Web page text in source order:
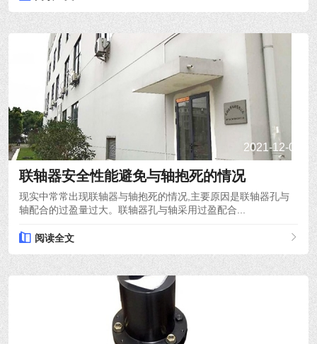
2021-12-08
联轴器安全性能避免与轴抱死的情况
现实中常常出现联轴器与轴抱死的情况,主要原因是联轴器孔与
轴配合的过盈量过大。联轴器孔与轴采用过盈配合...
阅读全文